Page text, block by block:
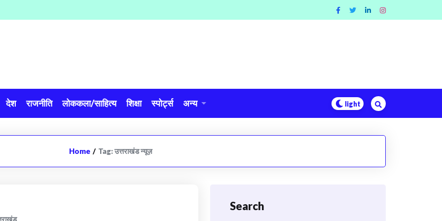
देश राजनीति लोककला/साहित्य शिक्षा स्पोर्ट्स अन्य
Home / Tag:उत्तराखंड न्यूज़
Search